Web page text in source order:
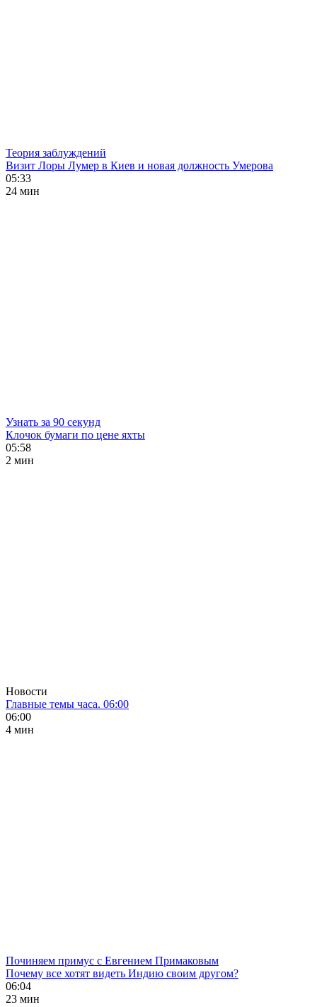
Теория заблуждений
Визит Лоры Лумер в Киев и новая должность Умерова
05:33
24 мин
Узнать за 90 секунд
Клочок бумаги по цене яхты
05:58
2 мин
Новости
Главные темы часа. 06:00
06:00
4 мин
Починяем примус с Евгением Примаковым
Почему все хотят видеть Индию своим другом?
06:04
23 мин